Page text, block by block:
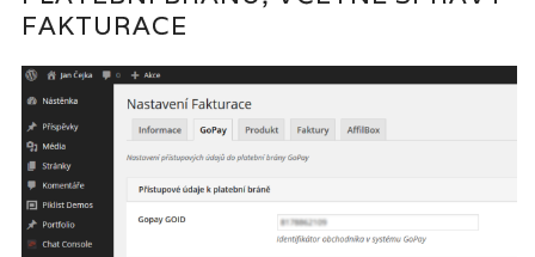
FAKTURACE